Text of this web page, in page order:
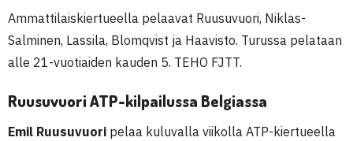
Ammattilaiskiertueella pelaavat Ruusuvuori, Niklas-
Salminen, Lassila, Blomqvist ja Haavisto. Turussa pelataan
alle 21-vuotiaiden kauden 5. TEHO FJTT.
Ruusuvuori ATP-kilpailussa Belgiassa
Emil Ruusuvuori pelaa kuluvalla viikolla ATP-kiertueella